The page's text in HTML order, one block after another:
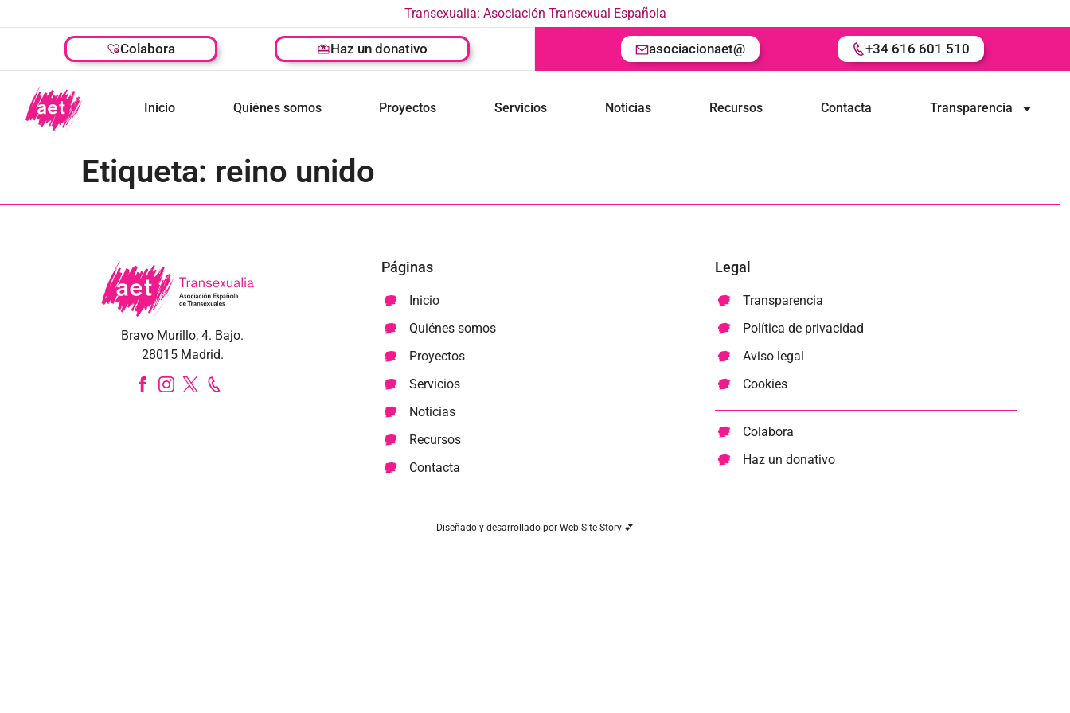
Transexualia: Asociación Transexual Española
Inicio Quiénes somos Proyectos Servicios Noticias Recursos Contacta Transparencia
Colabora Haz un donativo asociacionaet@ +34 616 601 510
Etiqueta: reino unido
Bravo Murillo, 4. Bajo.
28015 Madrid.
Páginas
Inicio
Quiénes somos
Proyectos
Servicios
Noticias
Recursos
Contacta
Legal
Transparencia
Política de privacidad
Aviso legal
Cookies
Colabora
Haz un donativo
Diseñado y desarrollado por Web Site Story 💕